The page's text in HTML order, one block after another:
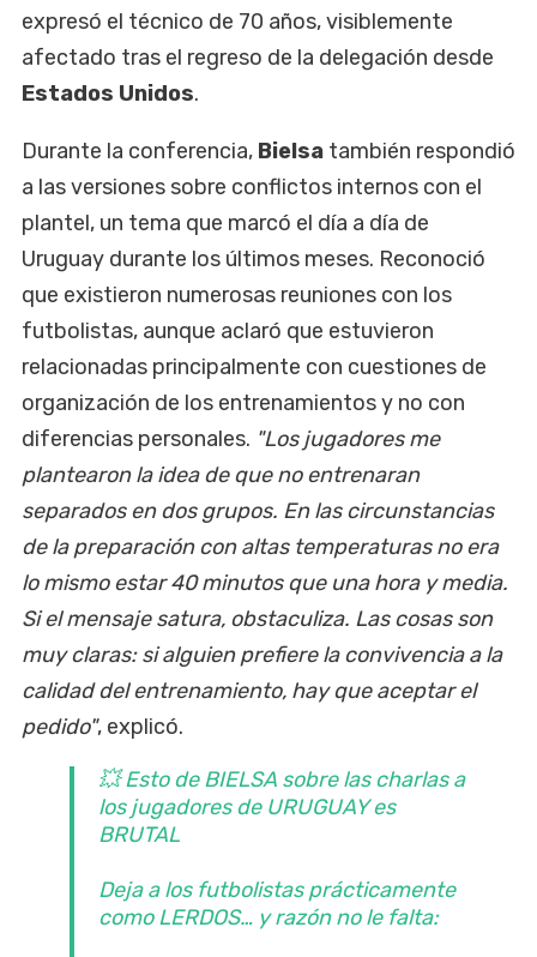
expresó el técnico de 70 años, visiblemente
afectado tras el regreso de la delegación desde
Estados Unidos.
Durante la conferencia, Bielsa también respondió
a las versiones sobre conflictos internos con el
plantel, un tema que marcó el día a día de
Uruguay durante los últimos meses. Reconoció
que existieron numerosas reuniones con los
futbolistas, aunque aclaró que estuvieron
relacionadas principalmente con cuestiones de
organización de los entrenamientos y no con
diferencias personales. "Los jugadores me
plantearon la idea de que no entrenaran
separados en dos grupos. En las circunstancias
de la preparación con altas temperaturas no era
lo mismo estar 40 minutos que una hora y media.
Si el mensaje satura, obstaculiza. Las cosas son
muy claras: si alguien prefiere la convivencia a la
calidad del entrenamiento, hay que aceptar el
pedido", explicó.
💥 Esto de BIELSA sobre las charlas a
los jugadores de URUGUAY es
BRUTAL
Deja a los futbolistas prácticamente
como LERDOS… y razón no le falta: